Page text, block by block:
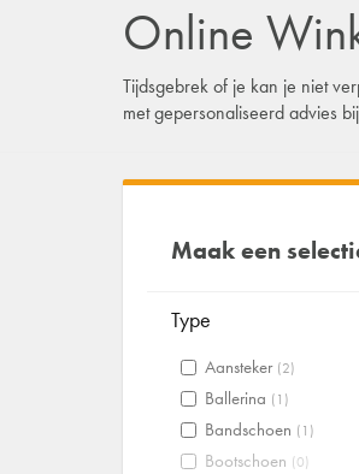
Online
Tijdsgebrek of je kan je niet
met gepersonaliseerd advies
Maak een
Type
Aansteker (2)
Ballerina (1)
Bandschoen (1)
Bootschoen (0)